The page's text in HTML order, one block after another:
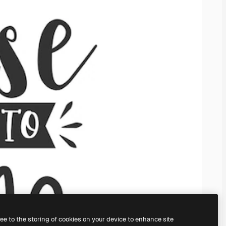
to the storing of cookies on your device to enhance site